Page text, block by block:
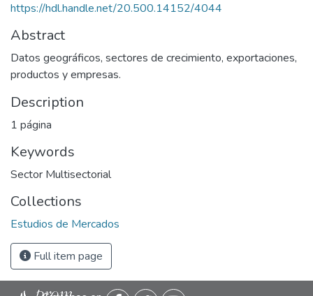
https://hdl.handle.net/20.500.14152/4044
Abstract
Datos geográficos, sectores de crecimiento, exportaciones,
productos y empresas.
Description
1 página
Keywords
Sector Multisectorial
Collections
Estudios de Mercados
Full item page